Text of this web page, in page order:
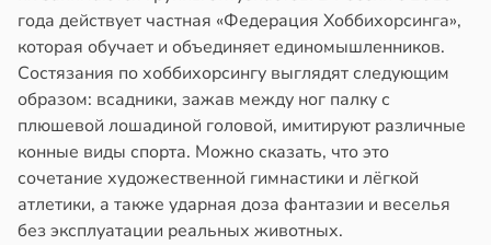
года действует частная «Федерация Хоббихорсинга»,
которая обучает и объединяет единомышленников.
Состязания по хоббихорсингу выглядят следующим
образом: всадники, зажав между ног палку с
плюшевой лошадиной головой, имитируют различные
конные виды спорта. Можно сказать, что это
сочетание художественной гимнастики и лёгкой
атлетики, а также ударная доза фантазии и веселья
без эксплуатации реальных животных.